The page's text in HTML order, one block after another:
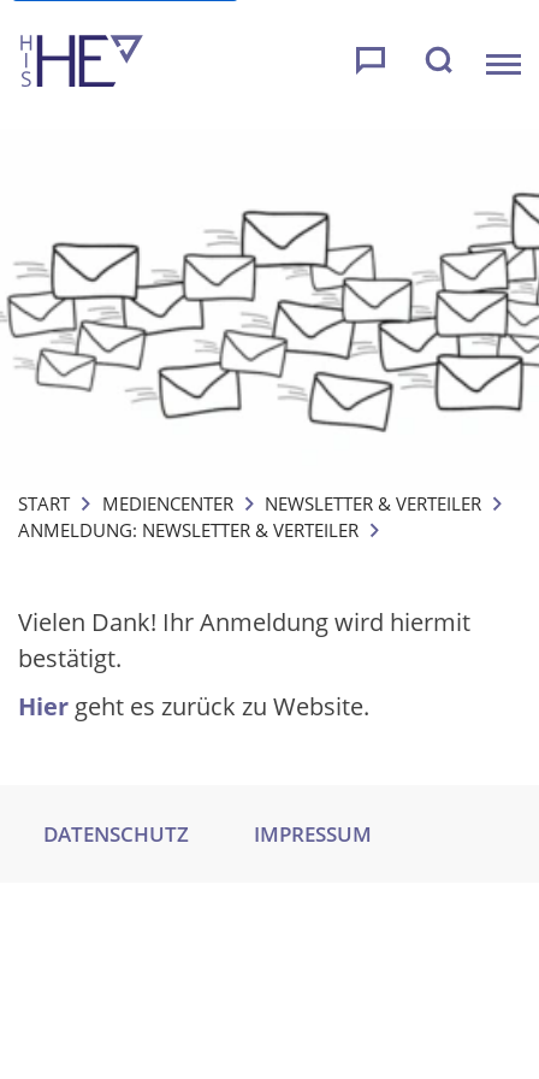
START MEDIENCENTER
NEWSLETTER & VERTEILER
ANMELDUNG: NEWSLETTER & VERTEILER
Vielen Dank! Ihr Anmeldung wird hiermit
bestätigt.
Hier geht es zurück zu Website.
DATENSCHUTZ IMPRESSUM